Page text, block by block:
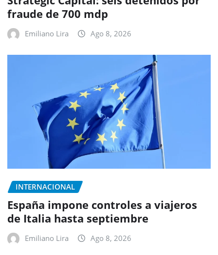
fraude de 700 mdp
Emiliano Lira Ago 8, 2026
INTERNACIONAL
España impone controles a viajeros
de Italia hasta septiembre
Emiliano Lira Ago 8, 2026